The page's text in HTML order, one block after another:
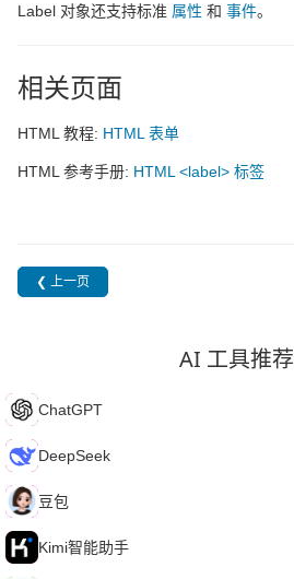
Label 对象还支持标准 属性 和 事件。
相关页面
HTML 教程: HTML 表单
HTML 参考手册: HTML <label> 标签
❮ 上一页
AI 工具推荐
C ChatGPT
D DeepSeek
豆 豆包
K Kimi智能助手